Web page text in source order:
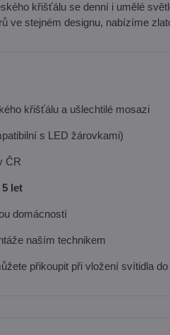
křišťálu se denní i umělé
ve stejném designu, nabízíme
křišťálu a ušlechtilé mosazi
s LED žárovkami)
ČR
let
domácností
naším technikem
přikoupit při vložení svítidla